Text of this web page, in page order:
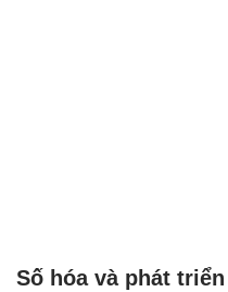
Số hóa và phát